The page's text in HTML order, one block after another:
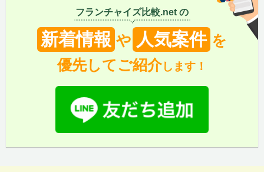
フランチャイズ比較.net の
新着情報 や 人気案件 を
優先してご紹介します！